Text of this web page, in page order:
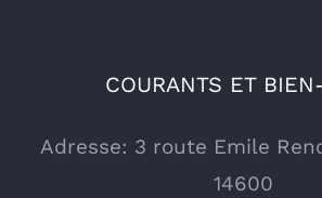
COURANTS ET
Adresse: 3 route Emile
14600